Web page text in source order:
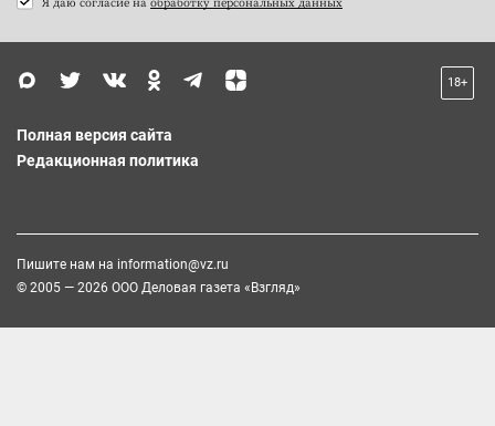
18+
Полная версия сайта
Редакционная политика
Пишите нам на information@vz.ru
© 2005 — 2026 ООО Деловая газета «Взгляд»